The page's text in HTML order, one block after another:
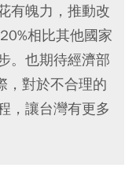
有魄力，推動改
相比其他國家
。也期待經濟部
，對於不合理的
，讓台灣有更多